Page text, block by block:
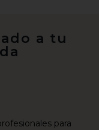
a tu
para